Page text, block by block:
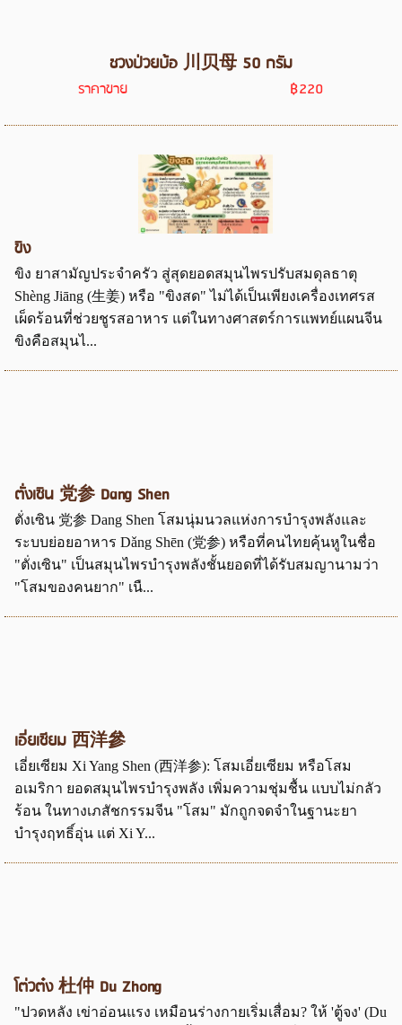
ชวงป่วยบ้อ 川贝母 50 กรัม
ราคาขาย ฿220
ขิง
ขิง ยาสามัญประจำครัว สู่สุดยอดสมุนไพรปรับสมดุลธาตุ
Shèng Jiāng (生姜) หรือ "ขิงสด" ไม่ได้เป็นเพียงเครื่องเทศรส
เผ็ดร้อนที่ช่วยชูรสอาหาร แต่ในทางศาสตร์การแพทย์แผนจีน
ขิงคือสมุนไ...
ตั่งเซิน 党参 Dang Shen
ตั่งเซิน 党参 Dang Shen โสมนุ่มนวลแห่งการบำรุงพลังและ
ระบบย่อยอาหาร Dǎng Shēn (党参) หรือที่คนไทยคุ้นหูในชื่อ
"ตั่งเซิน" เป็นสมุนไพรบำรุงพลังชั้นยอดที่ได้รับสมญานามว่า
"โสมของคนยาก" เนื...
เอี่ยเซียม 西洋參
เอี่ยเซียม Xi Yang Shen (西洋参): โสมเอี่ยเซียม หรือโสม
อเมริกา ยอดสมุนไพรบำรุงพลัง เพิ่มความชุ่มชื้น แบบไม่กลัว
ร้อน ในทางเภสัชกรรมจีน "โสม" มักถูกจดจำในฐานะยา
บำรุงฤทธิ์อุ่น แต่ Xi Y...
โต่วต๋ง 杜仲 Du Zhong
"ปวดหลัง เข่าอ่อนแรง เหมือนร่างกายเริ่มเสื่อม? ให้ 'ตู้จง' (Du